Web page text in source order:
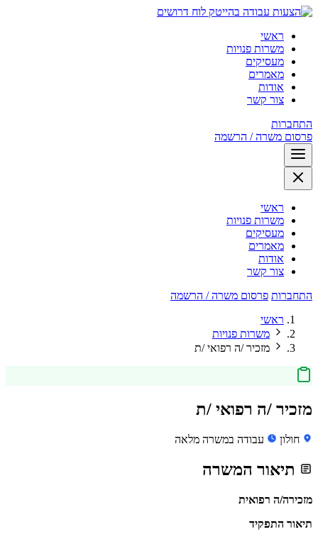
לוח דרושים
ראשי
משרות פנויות
מעסיקים
מאמרים
אודות
צור קשר
התחברות
פרסום משרה / הרשמה
ראשי
משרות פנויות
מעסיקים
מאמרים
אודות
צור קשר
התחברות פרסום משרה / הרשמה
ראשי
משרות פנויות
מזכיר /ה רפואי /ת
מזכיר /ה רפואי /ת
חולון עבודה במשרה מלאה
תיאור המשרה
מזכירה/ה רפואית
תיאור התפקיד